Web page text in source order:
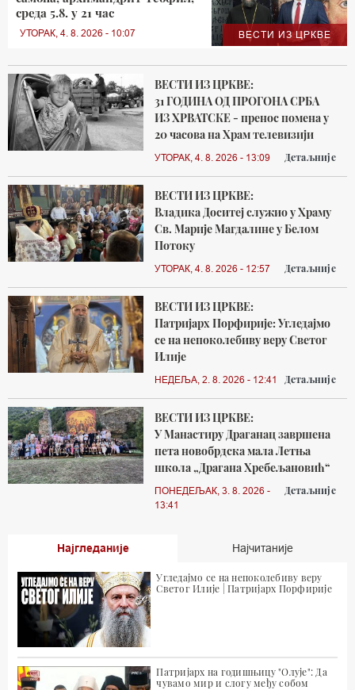
ВЕСТИ ИЗ ЦРКВЕ
среда 5.8. у 21 час
УТОРАК, 4. 8. 2026 - 10:07
ВЕСТИ ИЗ ЦРКВЕ:
31 ГОДИНА ОД ПРОГОНА СРБА
ИЗ ХРВАТСКЕ - пренос помена у
20 часова на Храм телевизији
УТОРАК, 4. 8. 2026 - 13:09 Детаљније
ВЕСТИ ИЗ ЦРКВЕ:
Владика Доситеј служио у Храму
Св. Марије Магдалине у Белом
Потоку
УТОРАК, 4. 8. 2026 - 12:57 Детаљније
ВЕСТИ ИЗ ЦРКВЕ:
Патријарх Порфирије: Угледајмо
се на непоколебиву веру Светог
Илије
НЕДЕЉА, 2. 8. 2026 - 12:41 Детаљније
ВЕСТИ ИЗ ЦРКВЕ:
У Манастиру Драганац завршена
пета новобрдска мала Летња
школа „Драгана Хребељановић“
ПОНЕДЕЉАК, 3. 8. 2026 -
13:41
Детаљније
Најгледаније Најчитаније
Угледајмо се на непоколебиву веру
Светог Илије | Патријарх Порфирије
Патријарх на годишњицу "Олује": Да
чувамо мир и слогу међу собом